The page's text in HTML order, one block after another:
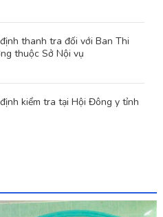
thanh tra đối với Ban Thi
thuộc Sở Nội vụ
kiểm tra tại Hội Đông y tỉnh